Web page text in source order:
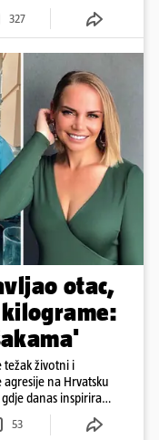
327
otac,
težak životni i
na Hrvatsku
danas inspirira
53